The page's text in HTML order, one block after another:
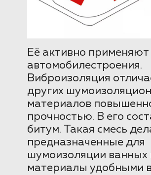
Её активно применяют
автомобилестроения.
Виброизоляция
других
материалов
прочностью. В его
битум. Такая смесь
предназначенные для
шумоизоляции ванных
материалы удобными